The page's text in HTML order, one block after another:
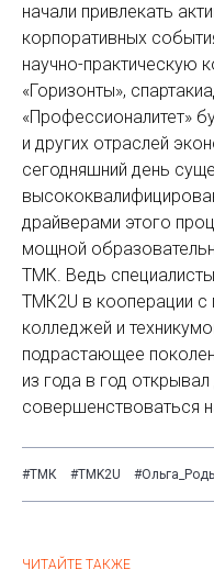
начали привлекать
корпоративных
научно-
«Горизонты»,
«Профессионалитет»
и других отраслей
сегодняшний день
драйверами этого
мощной
ТМК. Ведь
ТМК2U в кооперации с
колледжей и
подрастающее
из года в год
совершенствоваться
#ТМК #TMK2U
ЧИТАЙТЕ ТАКЖЕ